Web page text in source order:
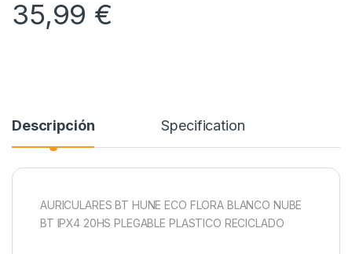
35,99 €
Descripción Specification
AURICULARES BT HUNE ECO FLORA BLANCO NUBE
BT IPX4 20HS PLEGABLE PLASTICO RECICLADO